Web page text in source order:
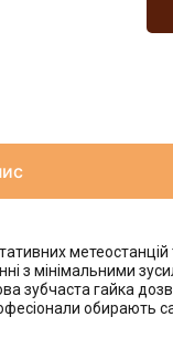
з мінімальними
зубчаста гайка
обирають